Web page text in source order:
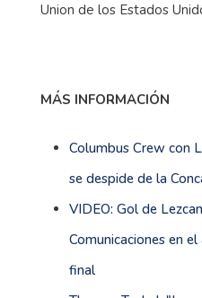
Union de los Estados
MÁS INFORMACIÓN
Columbus Crew con
se despide de la
VIDEO: Gol de
Comunicaciones en
final